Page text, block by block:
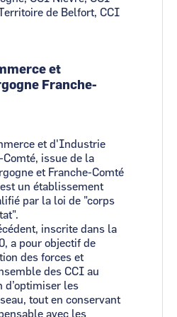
de Belfort, CCI
et
Franche-
et d'Industrie
Comté, issue de la
et Franche-Comté
un établissement
par la loi de "corps
inscrite dans la
a pour objectif de
des forces et
des CCI au
d’optimiser les
tout en conservant
avec les